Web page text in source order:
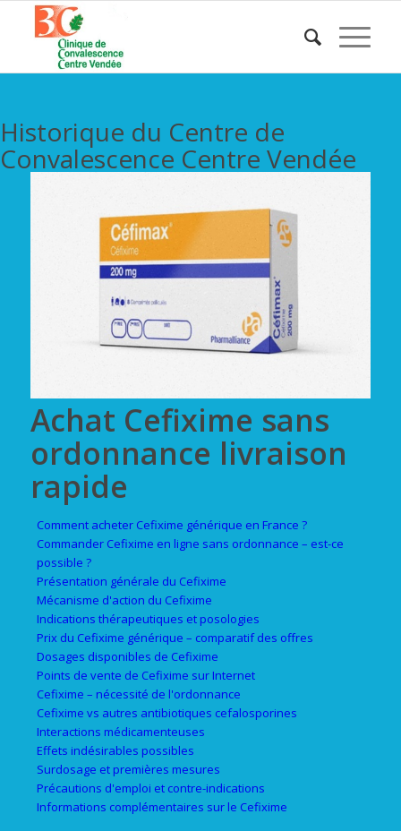
Historique du Centre de
Convalescence Centre Vendée
Achat Cefixime sans
ordonnance livraison
rapide
Comment acheter Cefixime générique en France ?
Commander Cefixime en ligne sans ordonnance – est-ce
possible ?
Présentation générale du Cefixime
Mécanisme d'action du Cefixime
Indications thérapeutiques et posologies
Prix du Cefixime générique – comparatif des offres
Dosages disponibles de Cefixime
Points de vente de Cefixime sur Internet
Cefixime – nécessité de l'ordonnance
Cefixime vs autres antibiotiques cefalosporines
Interactions médicamenteuses
Effets indésirables possibles
Surdosage et premières mesures
Précautions d'emploi et contre-indications
Informations complémentaires sur le Cefixime